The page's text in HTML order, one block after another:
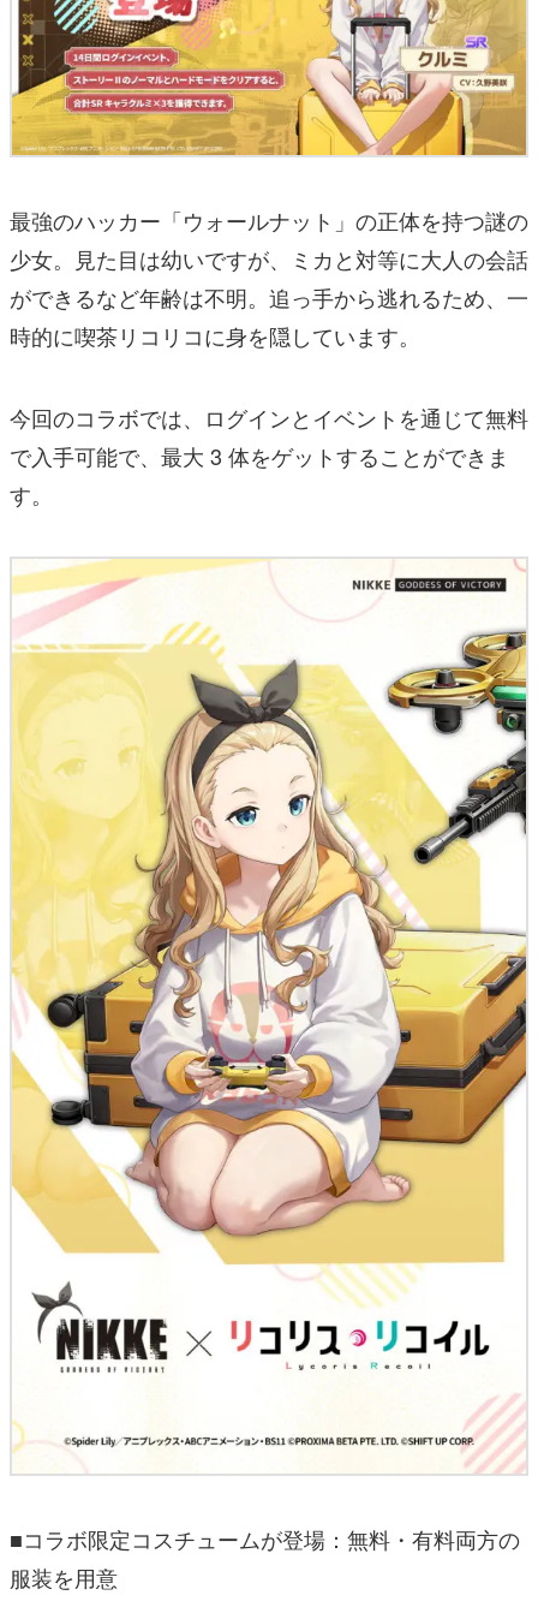
最強のハッカー「ウォールナット」の正体を持つ謎の
少女。見た目は幼いですが、ミカと対等に大人の会話
ができるなど年齢は不明。追っ手から逃れるため、一
時的に喫茶リコリコに身を隠しています。
今回のコラボでは、ログインとイベントを通じて無料
で入手可能で、最大 3 体をゲットすることができま
す。
■コラボ限定コスチュームが登場：無料・有料両方の
服装を用意